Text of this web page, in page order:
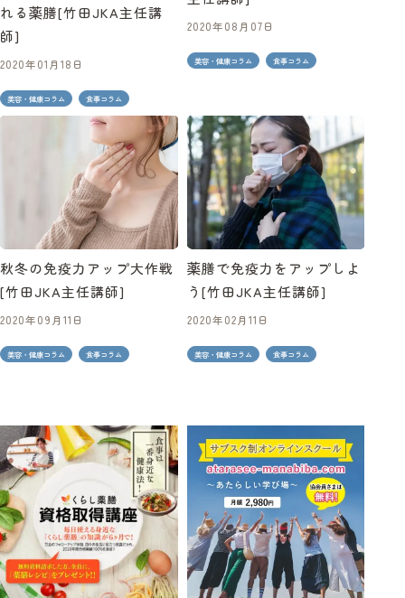
れる薬膳[竹田JKA主任講
師]
2020年01月18日
美容・健康コラム 食事コラム
2020年08月07日
美容・健康コラム 食事コラム
秋冬の免疫力アップ大作戦
[竹田JKA主任講師]
2020年09月11日
美容・健康コラム 食事コラム
薬膳で免疫力をアップしよ
う[竹田JKA主任講師]
2020年02月11日
美容・健康コラム 食事コラム